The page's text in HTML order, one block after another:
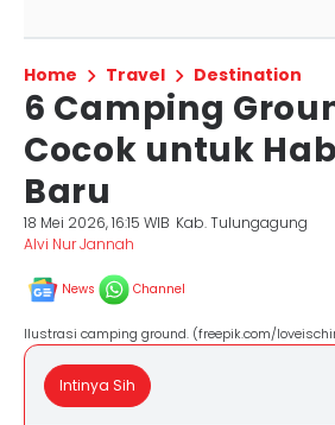
Home Travel Destination
6 Camping
Cocok untuk
Baru
18 Mei 2026, 16:15 WIB Kab. Tulungagung
Alvi Nur Jannah
News Channel
Ilustrasi camping ground. (freepik.com/
Intinya Sih